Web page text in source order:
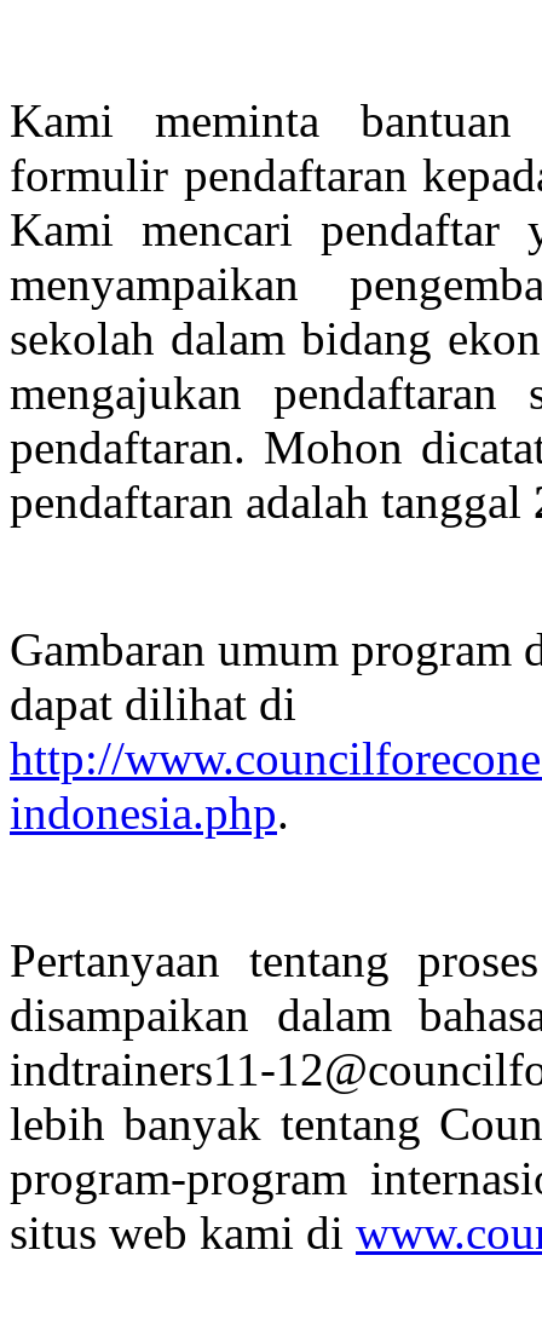
Kami meminta bantuan
formulir pendaftaran
Kami mencari
menyampaikan
sekolah dalam bidang
mengajukan
pendaftaran. Mohon
pendaftaran adalah tanggal
Gambaran umum program
dapat dilihat di
http://
indonesia.php.
Pertanyaan tentang
disampaikan dalam
indtrainers11-
lebih banyak tentang
program-program
situs web kami di